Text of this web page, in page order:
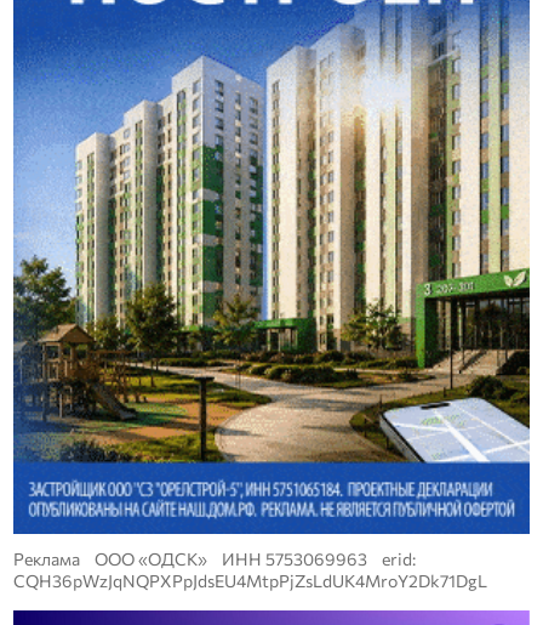
Реклама ООО «ОДСК» ИНН 5753069963 erid:
CQH36pWzJqNQPXPpJdsEU4MtpPjZsLdUK4MroY2Dk71DgL